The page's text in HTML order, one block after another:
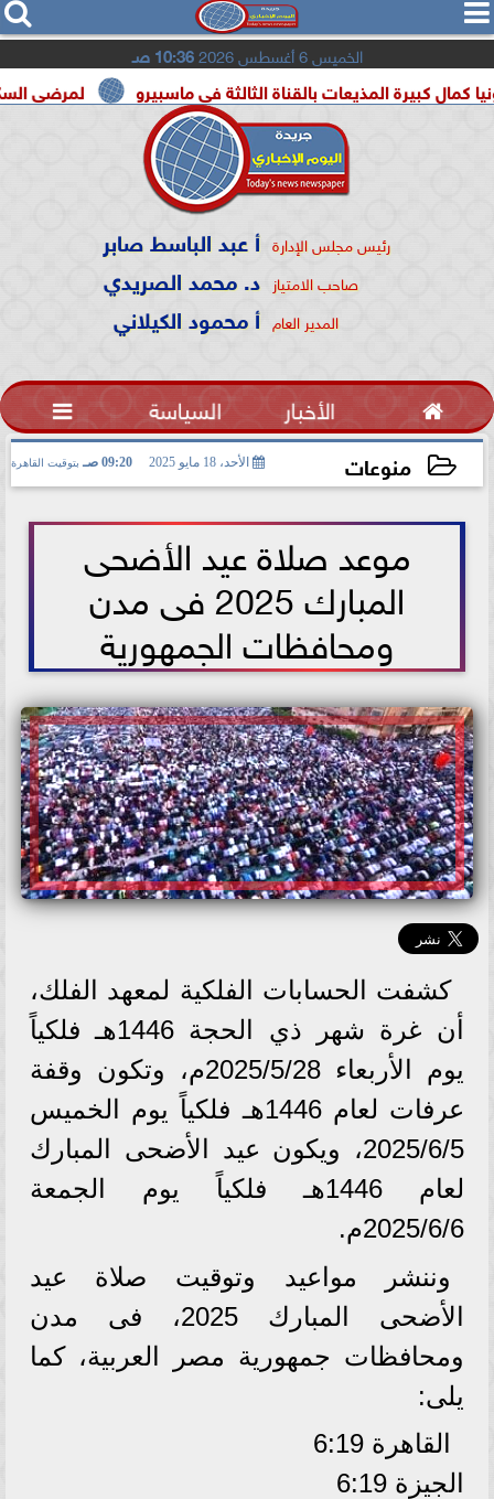
  
الخميس 6 أغسطس 2026 10:36 صـ
لمرضى السكر.. لماذا المذيعات بالقناة الثالثة فى ماسبيرو
رئيس مجلس الإدارة أ عبد الباسط صابر
صاحب الامتياز د. محمد الصريدي
المدير العام أ محمود الكيلاني
 الأخبار السياسة 
منوعات الأحد، 18 مايو 2025 09:20 صـ بتوقيت القاهرة
موعد صلاة عيد الأضحى
المبارك 2025 فى مدن
ومحافظات الجمهورية
كشفت الحسابات الفلكية لمعهد الفلك،
أن غرة شهر ذي الحجة 1446هـ فلكياً
يوم الأربعاء 2025/5/28م، وتكون وقفة
عرفات لعام 1446هـ فلكياً يوم الخميس
2025/6/5، ويكون عيد الأضحى المبارك
لعام 1446هـ فلكياً يوم الجمعة
2025/6/6م.
وننشر مواعيد وتوقيت صلاة عيد
الأضحى المبارك 2025، فى مدن
ومحافظات جمهورية مصر العربية، كما
يلى:
القاهرة 6:19
الجيزة 6:19